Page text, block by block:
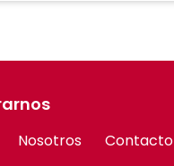
Nosotros Contacto